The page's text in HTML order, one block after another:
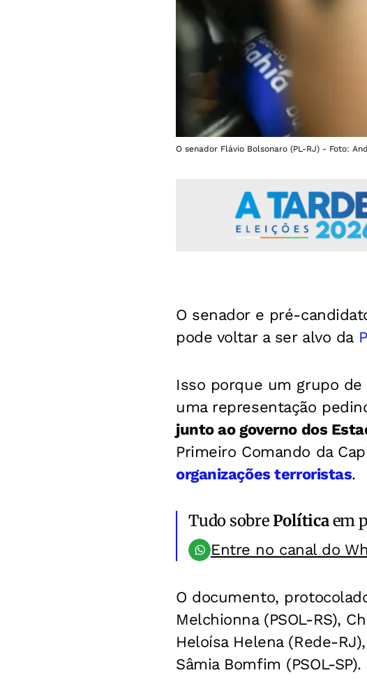
O senador Flávio Bolsonaro (PL-RJ) - Foto:
O senador e pré-
pode voltar a ser alvo da
Isso porque um grupo
uma representação
junto ao governo dos
Primeiro Comando da
organizações terroristas.
Tudo sobrePolíticaem
Entre no canal do
O documento,
Melchionna (PSOL-RS),
Heloísa Helena (Rede-
Sâmia Bomfim (PSOL-SP).